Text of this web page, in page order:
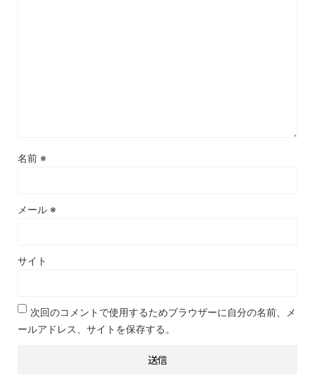
名前 ※
メール ※
サイト
次回のコメントで使用するためブラウザーに自分の名前、メ
ールアドレス、サイトを保存する。